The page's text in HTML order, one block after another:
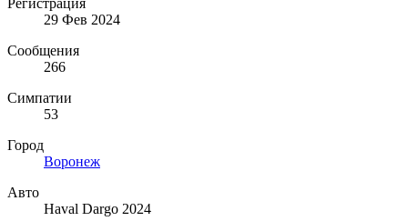
29 Фев 2024
Сообщения
266
Симпатии
53
Город
Воронеж
Авто
Haval Dargo 2024